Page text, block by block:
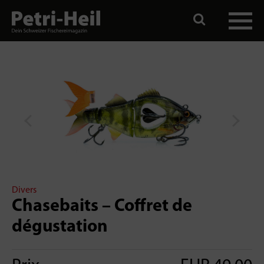
Divers
Chasebaits – Coffret de
dégustation